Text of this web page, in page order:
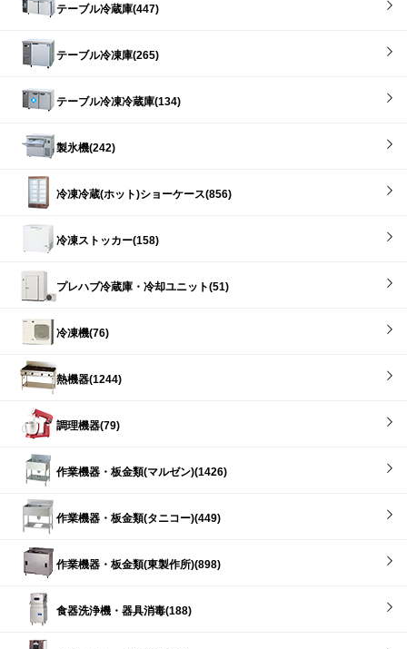
テーブル冷蔵庫(447)
テーブル冷凍庫(265)
テーブル冷凍冷蔵庫(134)
製氷機(242)
冷凍冷蔵(ホット)ショーケース(856)
冷凍ストッカー(158)
プレハブ冷蔵庫・冷却ユニット(51)
冷凍機(76)
熱機器(1244)
調理機器(79)
作業機器・板金類(マルゼン)(1426)
作業機器・板金類(タニコー)(449)
作業機器・板金類(東製作所)(898)
食器洗浄機・器具消毒(188)